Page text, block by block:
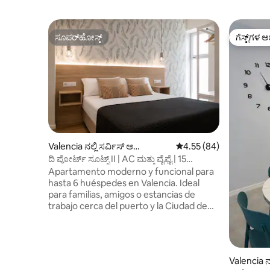
ಸೂಪರ್‌ಹೋಸ್ಟ್
ಸೂಪರ್‌ಹೋಸ್ಟ್
Valencia ನಲ್ಲಿ ಸರ್ವಿಸ್ ಅ
ಪಾರ್ಟ್‌ಮೆಂಟ್
5 ರಲ್ಲಿ 4.55 ಸರಾಸರಿ
4.55 (84)
ದಿ ಪೋರ್ಟ್ ಸೂಟ್ಸ್ II | AC ಮತ್ತು ವೈಫೈ | 15
ನಿಮಿಷಗಳಲ್ಲಿ ಬೀಚ್, ...
Apartamento moderno y funcional para
hasta 6 huéspedes en Valencia. Ideal
para familias, amigos o estancias de
trabajo cerca del puerto y la Ciudad de
ಗೆಸ್ಟ್‌ಗಳ
ಗೆಸ್ಟ್‌ಗಳ
Valencia